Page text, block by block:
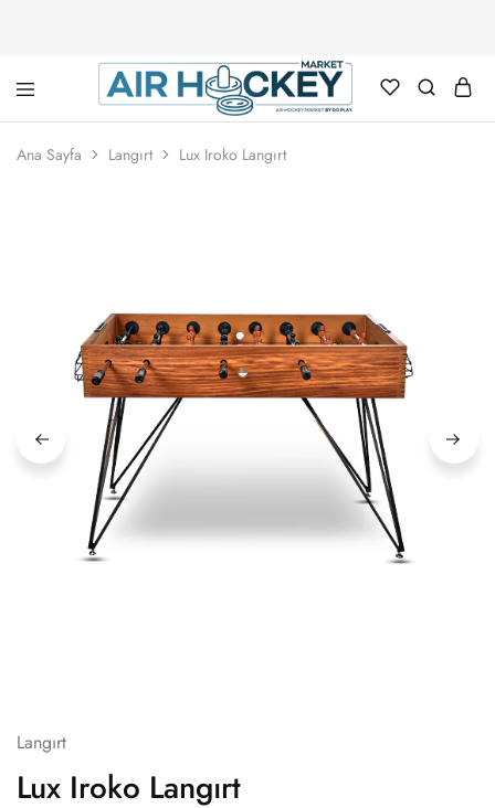
Air
Marketi
Ana Sayfa Langırt Lux Iroko Langırt
Langırt
Lux Iroko Langırt